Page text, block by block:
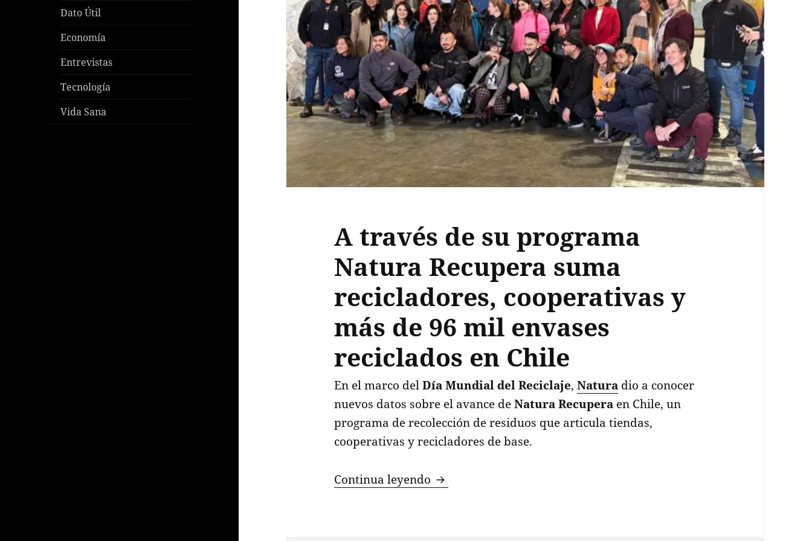
Dato Útil
Economía
Entrevistas
Tecnología
Vida Sana
A través de su programa
Natura Recupera suma
recicladores, cooperativas y
más de 96 mil envases
reciclados en Chile
En el marco delDía Mundial del Reciclaje,Natura dio a conocer
nuevos datos sobre el avance deNatura Recupera en Chile, un
programa de recolección de residuos que articula tiendas,
cooperativas y recicladores de base.
Continua leyendo A través de su programa Natura Recupera suma recicladores,